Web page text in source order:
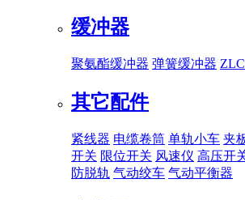
缓冲器
聚氨酯缓冲器 弹簧缓冲器
其它配件
紧线器 电缆卷筒 单轨小车 夹
开关 限位开关 风速仪 高压开
防脱轨 气动绞车 气动平衡器